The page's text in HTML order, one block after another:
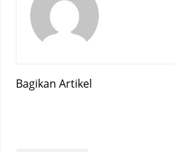
Bagikan Artikel